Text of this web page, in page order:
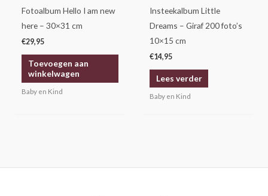
Fotoalbum Hello I am new
here – 30×31 cm
€29,95
Toevoegen aan
winkelwagen
Baby en Kind
Insteekalbum Little
Dreams – Giraf 200 foto’s
10×15 cm
€14,95
Lees verder
Baby en Kind